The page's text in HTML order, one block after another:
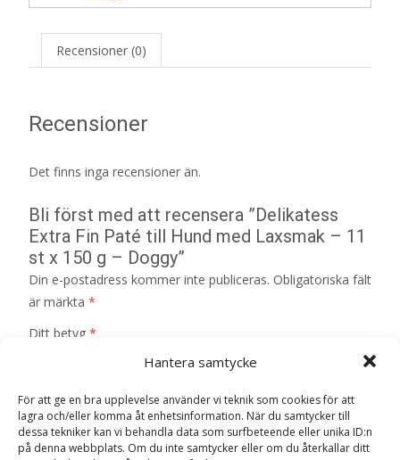
Hantera samtycke
För att ge en bra upplevelse använder vi teknik som cookies för att
lagra och/eller komma åt enhetsinformation. När du samtycker till
dessa tekniker kan vi behandla data som surfbeteende eller unika ID:n
på denna webbplats. Om du inte samtycker eller om du återkallar ditt
Recensioner (0)
Recensioner
Det finns inga recensioner än.
Bli först med att recensera ”Delikatess
Extra Fin Paté till Hund med Laxsmak – 11
st x 150 g – Doggy”
Din e-postadress kommer inte publiceras. Obligatoriska fält
är märkta *
Ditt betyg *